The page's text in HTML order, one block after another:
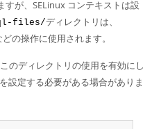
すが、SELinux コンテキストは設
files/ディレクトリは、
どの操作に使用されます。
のディレクトリの使用を有効にし
設定する必要がある場合がありま